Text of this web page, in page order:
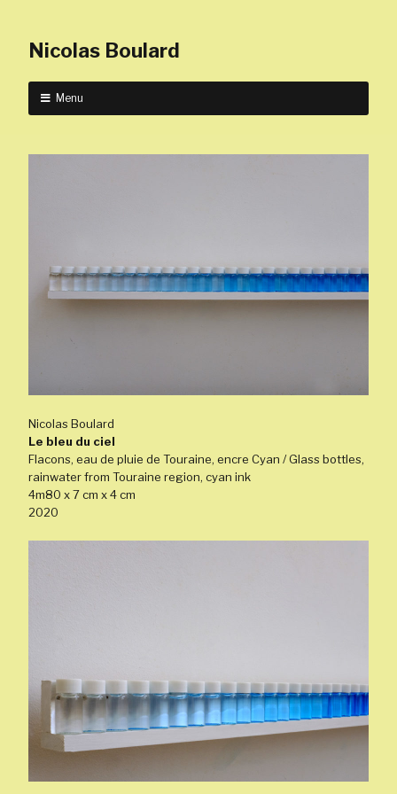
Nicolas Boulard
Menu
Nicolas Boulard
Le bleu du ciel
Flacons, eau de pluie de Touraine, encre Cyan / Glass bottles,
rainwater from Touraine region, cyan ink
4m80 x 7 cm x 4 cm
2020